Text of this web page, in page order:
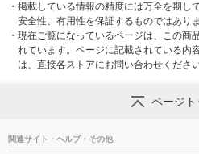
・ 掲載している情報の精度には万全を期し
安全性、有用性を保証するものではありま
・ 現在ご覧になっているページは、この商
れています。ページに記載されている内
は、直接各ストアにお問い合わせください
ページト
関連サイト・ヘルプ・その他